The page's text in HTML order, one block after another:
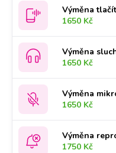
Výměna
1650 Kč
Výměna
1650 Kč
Výměna
1650 Kč
Výměna
1750 Kč